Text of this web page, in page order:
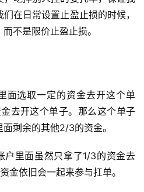
在日常设置止盈止损的时候，
不是限价止盈止损。
面选取一定的资金去开这个单
去开这个单子。那么这个单子
剩余的其他2/3的资金。
户里面虽然只拿了1/3的资金去
金依旧会一起来参与扛单。